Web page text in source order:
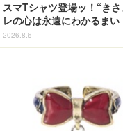
スマTシャツ登場ッ！“きさ
レの心は永遠にわかるまい
ッ！”や感動のクライマック
デザイン
2026.8.6